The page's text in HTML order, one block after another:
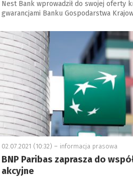
Nest Bank wprowadził do swojej oferty
gwarancjami Banku Gospodarstwa
02.07.2021 (10:32) – informacja prasowa
BNP Paribas zaprasza do
akcyjne